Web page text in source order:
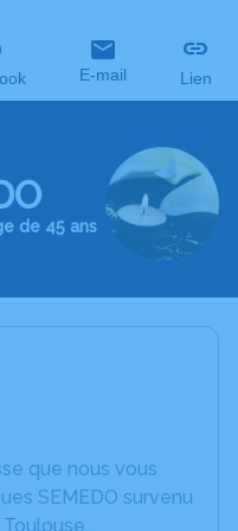
E-mail Lien
de 45 ans
que nous vous
SEMEDO survenu